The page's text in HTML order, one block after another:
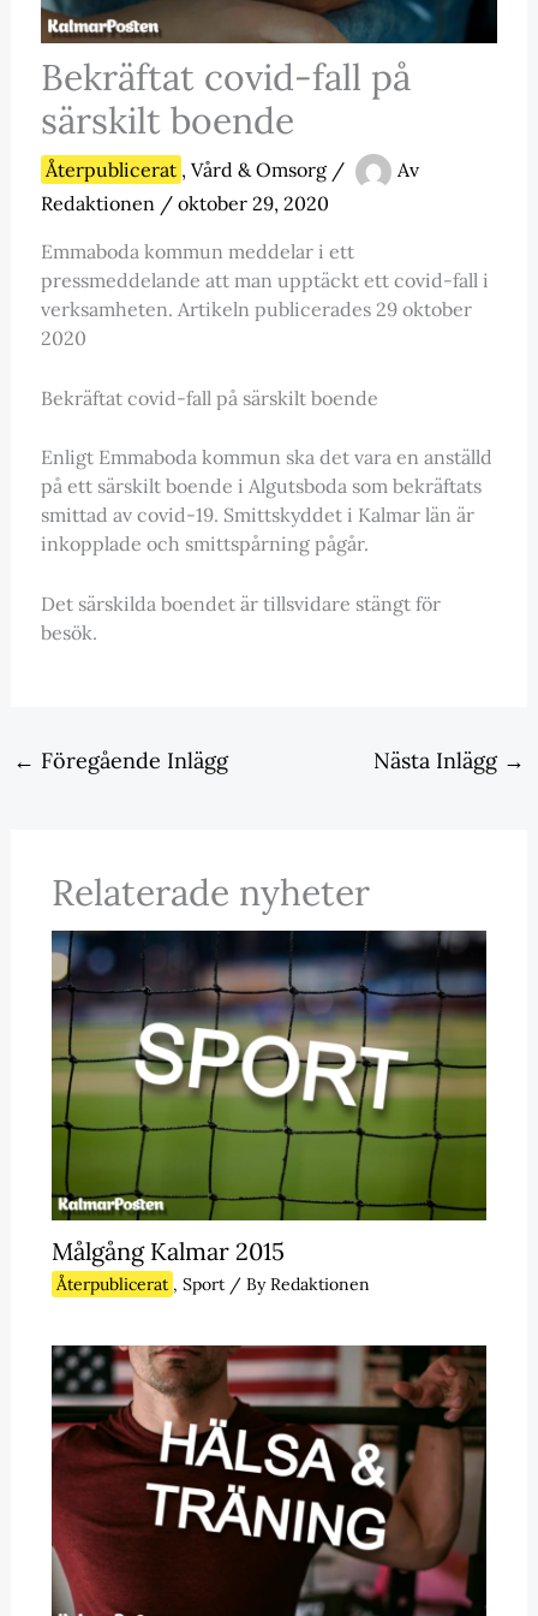
Bekräftat covid-fall på
särskilt boende
Återpublicerat , Vård & Omsorg/
Av
Redaktionen / oktober 29, 2020
Emmaboda kommun meddelar i ett
pressmeddelande att man upptäckt ett covid-fall i
verksamheten. Artikeln publicerades 29 oktober
2020
Bekräftat covid-fall på särskilt boende
Enligt Emmaboda kommun ska det vara en anställd
på ett särskilt boende i Algutsboda som bekräftats
smittad av covid-19. Smittskyddet i Kalmar län är
inkopplade och smittspårning pågår.
Det särskilda boendet är tillsvidare stängt för
besök.
← Föregående Inlägg Nästa Inlägg →
Relaterade nyheter
Målgång Kalmar 2015
Återpublicerat , Sport/ ByRedaktionen